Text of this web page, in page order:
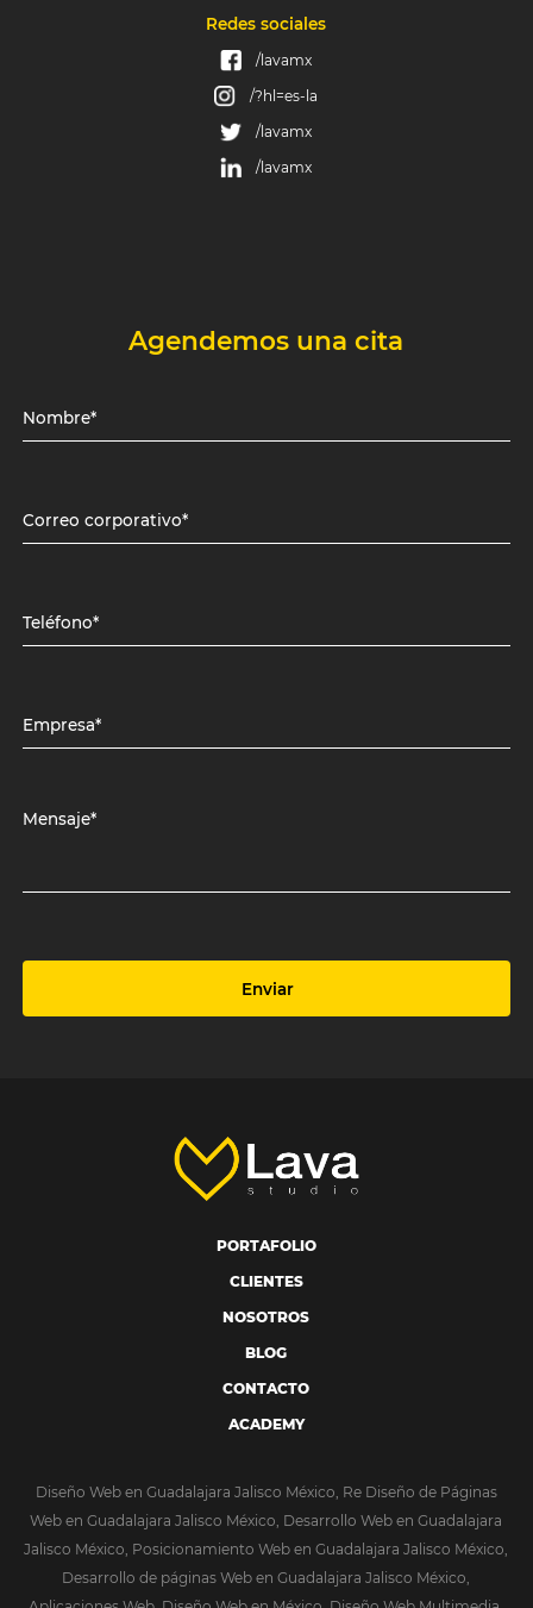
Redes sociales
/lavamx
/?hl=es-la
/lavamx
/lavamx
Agendemos una cita
Nombre*
Correo corporativo*
Teléfono*
Empresa*
Mensaje*
Enviar
PORTAFOLIO
CLIENTES
NOSOTROS
BLOG
CONTACTO
ACADEMY
Diseño Web en Guadalajara Jalisco México, Re Diseño de Páginas
Web en Guadalajara Jalisco México, Desarrollo Web en Guadalajara
Jalisco México, Posicionamiento Web en Guadalajara Jalisco México,
Desarrollo de páginas Web en Guadalajara Jalisco México,